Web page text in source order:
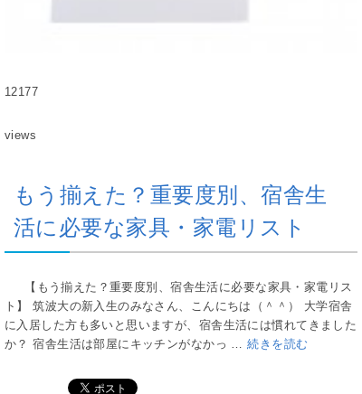
12177
views
もう揃えた？重要度別、宿舎生
活に必要な家具・家電リスト
【もう揃えた？重要度別、宿舎生活に必要な家具・家電リス
ト】 筑波大の新入生のみなさん、こんにちは（＾＾） 大学宿舎
に入居した方も多いと思いますが、宿舎生活には慣れてきました
か？ 宿舎生活は部屋にキッチンがなかっ …続きを読む